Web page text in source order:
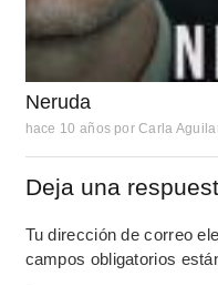
Neruda
hace 10 años por Carla
Deja una
Tu dirección de correo
campos obligatorios